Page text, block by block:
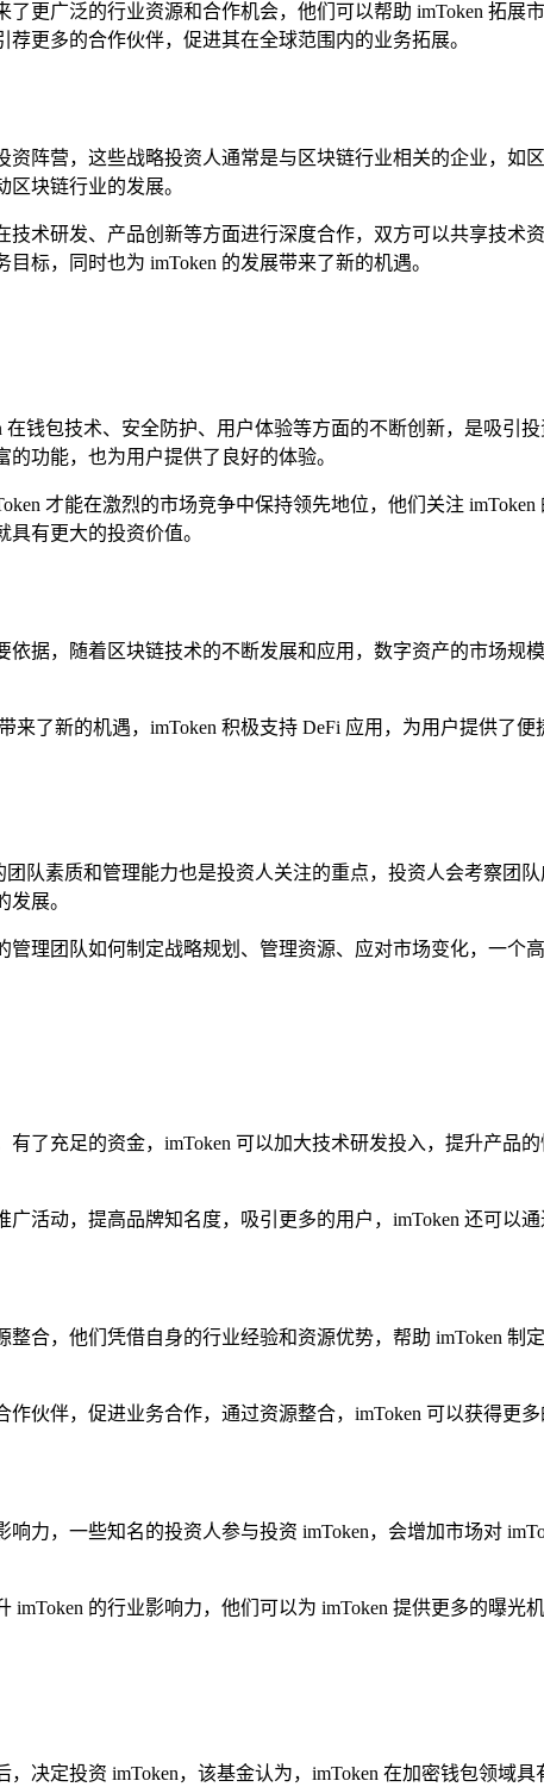
更广泛的行业资源和合作机会，他们可以帮助 imToken 拓
荐更多的合作伙伴，促进其在全球范围内的业务拓展。
资阵营，这些战略投资人通常是与区块链行业相关的企业，如
块链行业的发展。
技术研发、产品创新等方面进行深度合作，双方可以共享技
标，同时也为 imToken 的发展带来了新的机遇。
钱包技术、安全防护、用户体验等方面的不断创新，是吸引
功能，也为用户提供了良好的体验。
才能在激烈的市场竞争中保持领先地位，他们关注
有更大的投资价值。
据，随着区块链技术的不断发展和应用，数字资产的市场规
来了新的机遇，imToken 积极支持 DeFi 应用，为用户提供了
队素质和管理能力也是投资人关注的重点，投资人会考察团
展。
管理团队如何制定战略规划、管理资源、应对市场变化，一个
了充足的资金，imToken 可以加大技术研发投入，提升产品
活动，提高品牌知名度，吸引更多的用户，imToken 还可以
合，他们凭借自身的行业经验和资源优势，帮助 imToken 制
伙伴，促进业务合作，通过资源整合，imToken 可以获得更
力，一些知名的投资人参与投资 imToken，会增加市场对
的行业影响力，他们可以为 imToken 提供更多的曝光
决定投资 imToken，该基金认为，imToken 在加密钱包领域